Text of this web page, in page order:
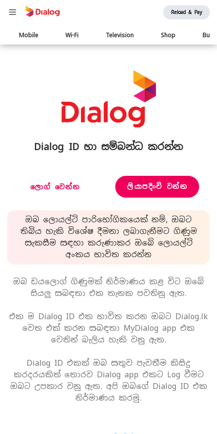
Reload & Pay
Main
navigation
Mobile Wi-Fi Television Shop
Dialog ID හා සම්බන්ධ කරන්න
ලොග් වෙන්න ලියාපදිංචි වන්න
ඔබ ලොයල්ටි පාරිභෝගිකයෙක් නම්, ඔබට
තිබිය හැකි විශේෂ දීමනා ලබාගැනීමට ගිණුම
සැකසීම සඳහා කරුණාකර ඔබේ ලොයල්ටි
අංකය භාවිත කරන්න
ඔබ ඩයලොග් ගිණුමක් නිර්මාණය කළ විට ඔබේ
සියලු සබඳතා එක තැනක පවතිනු ඇත.
එක ම Dialog ID එක භාවිත කරන ඔබට Dialog.lk
වෙත එක් කරන සබඳතා MyDialog app එක
වෙතින් බැලිය හැකි වනු ඇත.
Dialog ID එකක් ඔබ සතුව පැවතීම කිසිදු
කරදරයකිත් තොරව Dialog app එකට Log වීමට
ඔබට උපකාර වනු ඇත. අපි ඔබගේ Dialog ID එක
නිර්මාණය කරමු.